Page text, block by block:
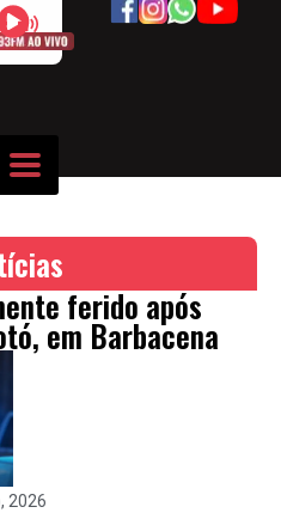
ferido após
em Barbacena
2026